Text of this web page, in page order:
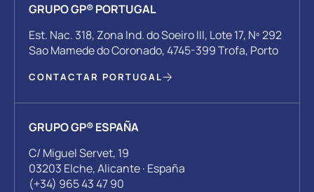
GRUPO GP® PORTUGAL
Est. Nac. 318, Zona Ind. do Soeiro III, Lote 17, Nº 292
Sao Mamede do Coronado, 4745-399 Trofa, Porto
CONTACTAR PORTUGAL
GRUPO GP® ESPAÑA
C/ Miguel Servet, 19
03203 Elche, Alicante · España
(+34) 965 43 47 90